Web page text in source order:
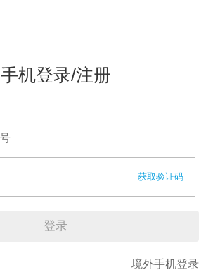
手机登录/注册
获取验证码
登录
境外手机登录